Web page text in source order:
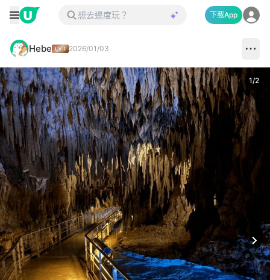
下載App
Hebe 2026/01/03
1/2